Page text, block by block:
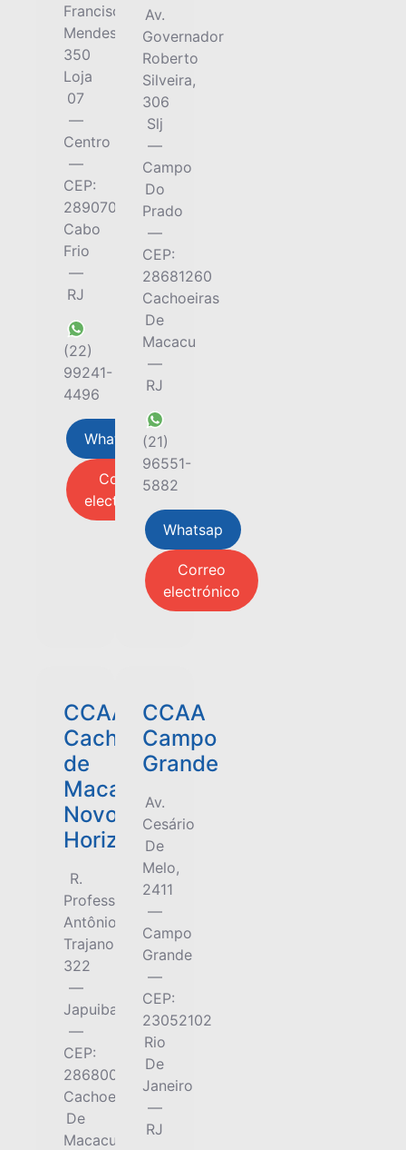
Francisco
Mendes,
350
Loja
07
—
Centro
—
CEP:
28907070
Cabo
Frio
—
RJ
(22)
99241-
4496
Whatsap
Correo
electrónico
Av.
Governador
Roberto
Silveira,
306
Slj
—
Campo
Do
Prado
—
CEP:
28681260
Cachoeiras
De
Macacu
—
RJ
(21)
96551-
5882
Whatsap
Correo
electrónico
CCAA
Cachoeiras
de
Macacu
Novo
Horizonte
R.
Professor
Antônio
Trajano,
322
—
Japuiba
—
CEP:
28680000
Cachoeiras
De
Macacu
CCAA
Campo
Grande
Av.
Cesário
De
Melo,
2411
—
Campo
Grande
—
CEP:
23052102
Rio
De
Janeiro
—
RJ